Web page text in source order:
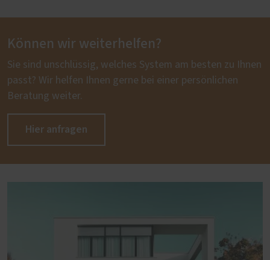
Können wir weiterhelfen?
Sie sind unschlüssig, welches System am besten zu Ihnen
passt? Wir helfen Ihnen gerne bei einer persönlichen
Beratung weiter.
Hier anfragen